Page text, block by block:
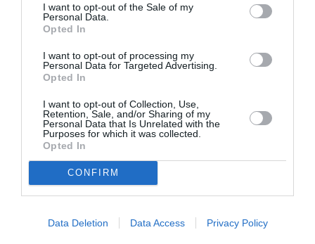
I want to opt-out of the Sale of my
Personal Data.
Opted In
I want to opt-out of processing my
Personal Data for Targeted Advertising.
Opted In
I want to opt-out of Collection, Use,
Retention, Sale, and/or Sharing of my
Personal Data that Is Unrelated with the
Purposes for which it was collected.
Opted In
CONFIRM
Data Deletion Data Access Privacy Policy